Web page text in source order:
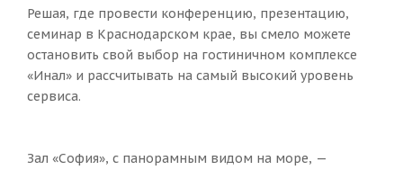
Решая, где провести конференцию, презентацию,
семинар в Краснодарском крае, вы смело можете
остановить свой выбор на гостиничном комплексе
«Инал» и рассчитывать на самый высокий уровень
сервиса.
Зал «София», с панорамным видом на море, —